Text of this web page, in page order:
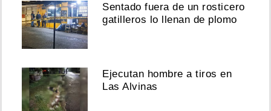
Sentado fuera de un rosticero
gatilleros lo llenan de plomo
Ejecutan hombre a tiros en
Las Alvinas